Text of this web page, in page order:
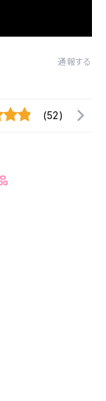
通報する
(52)